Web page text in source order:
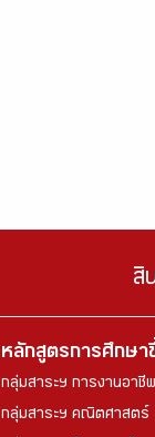
สิ
หลักสูตรการศึกษา
กลุ่มสาระฯ การงานอาชีพ
กลุ่มสาระฯ คณิตศาสตร์